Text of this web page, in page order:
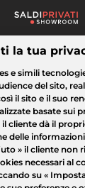
Casa
la tua
e simili
del sito,
il sito e il suo
basate sui
il cliente dà il
delle
» il cliente non
necessari al
su «